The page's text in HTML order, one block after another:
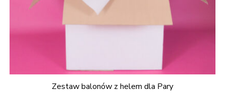
Zestaw balonów z helem dla Pary